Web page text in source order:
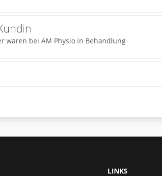
waren bei AM Physio in Behandlung
LINKS